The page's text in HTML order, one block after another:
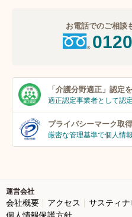
お電話でのご相談
「介護分野適正」 認定
適正認定事業者として認
プライバシーマーク取
厳密な管理基準で個人情
運営会社
会社概要 アクセス サスティナ